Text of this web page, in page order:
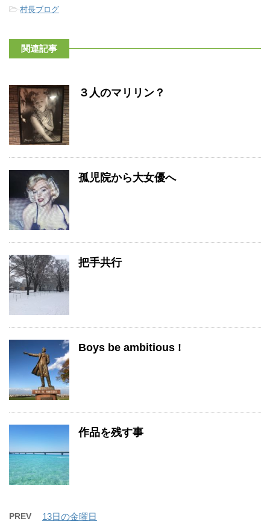
-村長ブログ
関連記事
３人のマリリン？
孤児院から大女優へ
把手共行
Boys be ambitious !
作品を残す事
PREV 13日の金曜日